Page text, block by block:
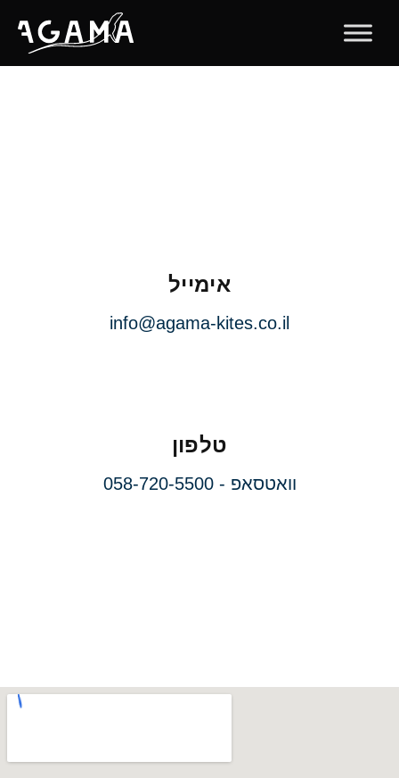
אימייל
info@agama-kites.co.il
טלפון
וואטסאפ - 058-720-5500